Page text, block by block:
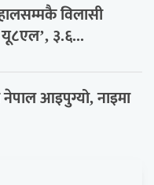
विलासी
३.६...
नेपाल आइपुग्यो, नाइमा